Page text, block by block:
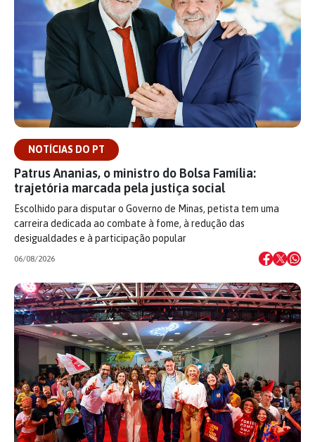
NOTÍCIAS DO PT
Patrus Ananias, o ministro do Bolsa Família:
trajetória marcada pela justiça social
Escolhido para disputar o Governo de Minas, petista tem uma
carreira dedicada ao combate à fome, à redução das
desigualdades e à participação popular
06/08/2026